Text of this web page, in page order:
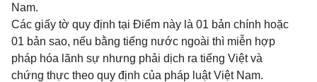
Nam.
Các giấy tờ quy định tại Điểm này là 01 bản chính hoặc
01 bản sao, nếu bằng tiếng nước ngoài thì miễn hợp
pháp hóa lãnh sự nhưng phải dịch ra tiếng Việt và
chứng thực theo quy định của pháp luật Việt Nam.